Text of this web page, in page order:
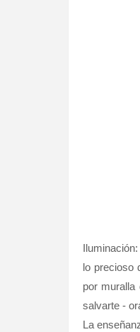
lo precioso
por muralla
salvarte -
La